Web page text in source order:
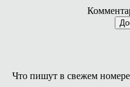
Что пишут в свежем